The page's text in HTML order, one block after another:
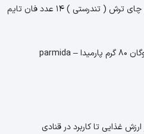
دمنوش مخلوط گیاهی چای ترش ( تندرستی ) ۱۴ عدد فان تایم
غذایی تا کاربرد در قنادی